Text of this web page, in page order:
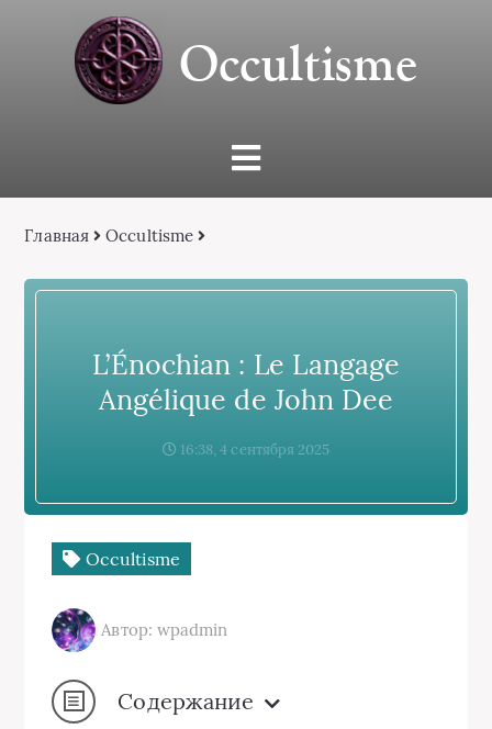
Occultisme
Главная Occultisme
L’Énochian : Le Langage
Angélique de John Dee
16:38, 4 сентября 2025
Occultisme
Автор: wpadmin
Содержание